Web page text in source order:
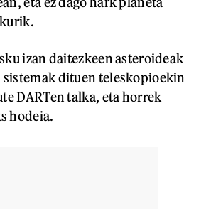
izan daitezkeen asteroideak
sistemak dituen teleskopioekin
DARTen talka, eta horrek
hodeia.